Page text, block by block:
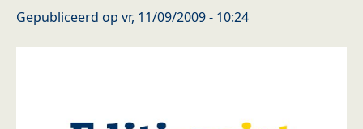
Gepubliceerd op vr, 11/09/2009 - 10:24